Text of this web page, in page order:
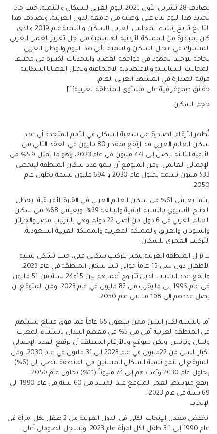
يصادف 28 تشرين الأول 2023 اليوم العربي للسكان والتنمية، حيث جاء
تحديد هذا اليوم بناء على توصية من جامعة الدول العربية، ويصادف هذا
التاريخ تاريخ إنشاء المجلس العربي للسكان والتنمية عام 2019 والذي
كان بمبادرة من المملكة الأردنية الهاشمية من أجل تعزيز العمل العربي
المشترك في مجال السكان والتنمية. يأتي هذا اليوم والوطن العربي
بحاجة لتوحيد الجهود في مواجهة القضايا والتحديات الكبيرة في مختلف
المجالات السياسية والاقتصادية الاجتماعية وتحتل القضايا السكانية
مرتبة الصدارة في المشهد العربي العام.
حقائق ديموغرافية على مستوى المنطقة العربية[1]
حجم السكان
تُظهر الأرقام الصادرة عن شعبة السكان في الأمم المتحدة أن عدد
سكان العالم العربي قد ارتفع بمقدار 80 مليون في العقد الثاني من
الألفية الثالثة ليصل إلى 473 مليون في عام 2023، وهو ما يمثل 5.9% من
الإجمالي العالمي. ومن المتوقع أن ينمو عدد سكان المنطقة ليتخطى
533 مليون نسمة بحلول عام 2030 و 694 مليون نسمة بحلول عام
2050.
بينما يعيش 61% من سكان العالم العربي في القارة الأفريقية، يحظى
الجناح الأسيوي بالنسبة الباقية والبالغة 39%. ويعيش 68% من سكان
العالم العربي في 6 دول من أصل 22 دولة، وهي بالترتيب مصر والجزائر
والسودان والعراق والمملكة المغربية والمملكة العربية السعودية.
التركيب العمري للسكان
لا تزال المنطقة العربية تتميز بتركيب سكاني فتي، حيث تشكل نسبة
الأطفال دون سن 15 عاماً حوالي ثلث سكان المنطقة في عام 2023،
وارتفع عدد الشباب الذين تتراوح أعمارهم بين 15و24 سنة من 51 مليون
في عام 1995 إلى ما يقرب من 82 مليون في عام 2023، ومن المتوقع ان
يصل عددهم إلى 108 ملايين عام 2050.
أما بالنسبة لكبار السن ممن يبلغون 65 عاماً فما فوق فتبلغ نسبتهم
في المنطقة العربية أقل من 5% في معظم البلدان باستثناء المغرب
ولبنان وتونس. ولكن متوقع وبالأرقام المطلقة أن يرتفع العدد الإجمالي
لكبار السن من 22مليون في عام 2023 الى 31 مليون في عام 2030، ومن
المتوقع ان تنمو نسبة السكان المسنين في المنطقة لتصل إلى (6%)
بحلول عام 2030 وأعدادهم إلى 74 مليوناً (11%) بحلول عام 2050.
ارتفع متوسط العمر المتوقع عند الميلاد من 60 سنة في عام 1990 الى
69 سنة في عام 2023 .
الإنجاب
انخفض معدل الإنجاب الكلي في الدول العربية من 2 طفل لكل امرأة في
عام 1990 إلى 3.1 طفل لكل امرأة عام 2023. وتسجل الصومال أعلى